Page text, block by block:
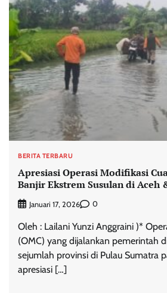
BERITA TERBARU
Apresiasi Operasi Modifikasi
Banjir Ekstrem Susulan di Aceh
Januari 17, 2026 0
Oleh : Lailani Yunzi Anggraini )*
(OMC) yang dijalankan pemerintah
sejumlah provinsi di Pulau Sumatra
apresiasi […]